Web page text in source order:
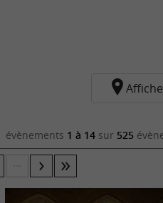
évènements 1 à 14 sur 525